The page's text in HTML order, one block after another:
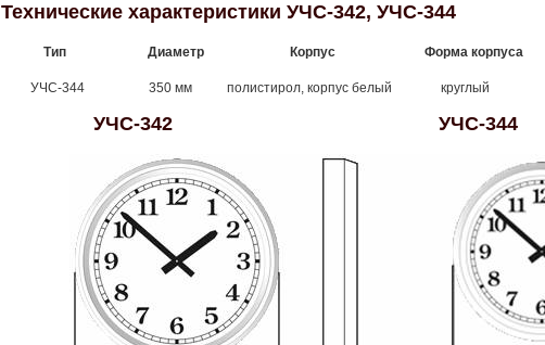
Технические характеристики УЧС-342, УЧС-344
Тип Диаметр Корпус Форма корпуса
УЧС-344 350 мм полистирол, корпус белый круглый
УЧС-342 УЧС-344